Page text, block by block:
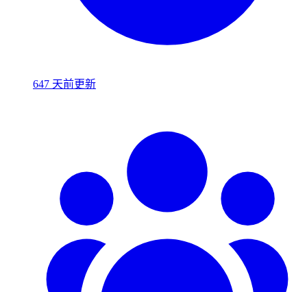
647 天前更新